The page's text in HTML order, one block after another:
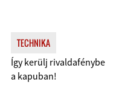
TECHNIKA
Így kerülj rivaldafénybe
a kapuban!